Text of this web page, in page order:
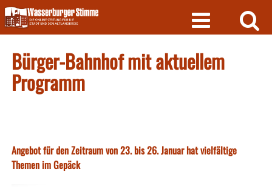
Skip
to
content
Bürger-Bahnhof mit aktuellem
Programm
Angebot für den Zeitraum von 23. bis 26. Januar hat vielfältige
Themen im Gepäck